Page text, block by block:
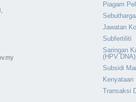
Piagam
Jawatan
Subfertiliti
Saringan
(HPV DNA)
Subsidi
Kenyataan
Transaksi